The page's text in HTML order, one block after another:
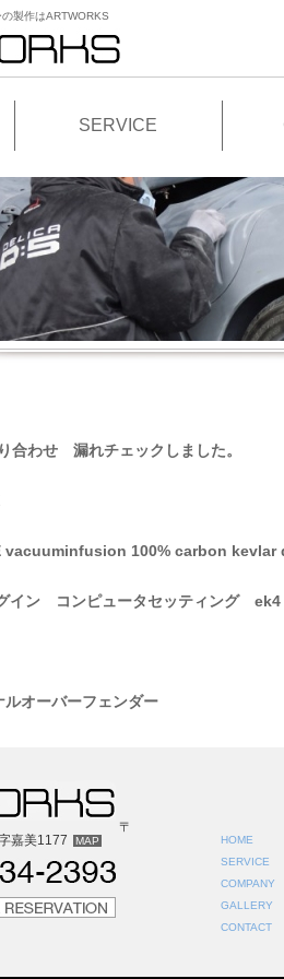
製作はARTWORKS
SERVICE
わせ 漏れチェックしました。
vacuuminfusion 100% carbon
イン コンピュータセッティング
オーバーフェンダー
〒
嘉美1177
MAP
HOME
SERVICE
COMPANY
GALLERY
CONTACT